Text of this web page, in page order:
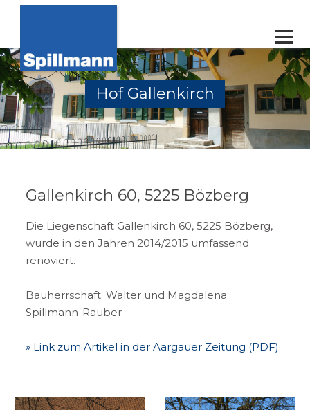
Hof Gallenkirch
Gallenkirch 60, 5225 Bözberg
Die Liegenschaft Gallenkirch 60, 5225 Bözberg,
wurde in den Jahren 2014/2015 umfassend
renoviert.
Bauherrschaft: Walter und Magdalena
Spillmann-Rauber
» Link zum Artikel in der Aargauer Zeitung (PDF)